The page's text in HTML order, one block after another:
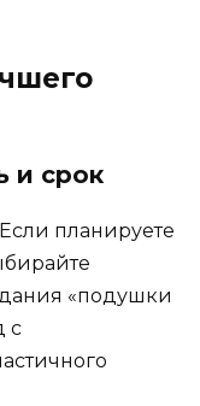
и срок
планируете
«подушки
с